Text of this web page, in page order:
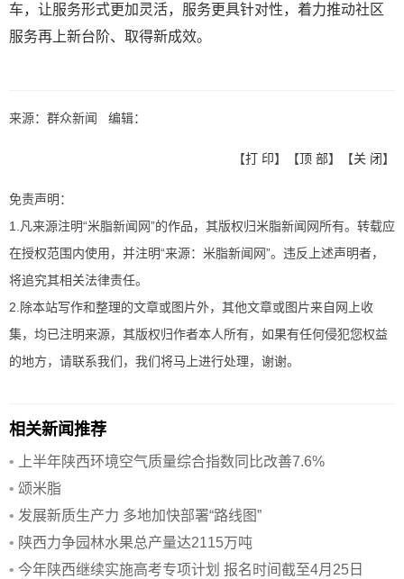
车，让服务形式更加灵活，服务更具针对性，着力推动社区
服务再上新台阶、取得新成效。
来源：群众新闻 编辑：
【打 印】【顶 部】【关 闭】
免责声明：
1.凡来源注明“米脂新闻网”的作品，其版权归米脂新闻网所有。转载应
在授权范围内使用，并注明“来源：米脂新闻网”。违反上述声明者，
将追究其相关法律责任。
2.除本站写作和整理的文章或图片外，其他文章或图片来自网上收
集，均已注明来源，其版权归作者本人所有，如果有任何侵犯您权益
的地方，请联系我们，我们将马上进行处理，谢谢。
相关新闻推荐
•
上半年陕西环境空气质量综合指数同比改善7.6%
• 颂米脂
• 发展新质生产力 多地加快部署“路线图”
• 陕西力争园林水果总产量达2115万吨
• 今年陕西继续实施高考专项计划 报名时间截至4月25日